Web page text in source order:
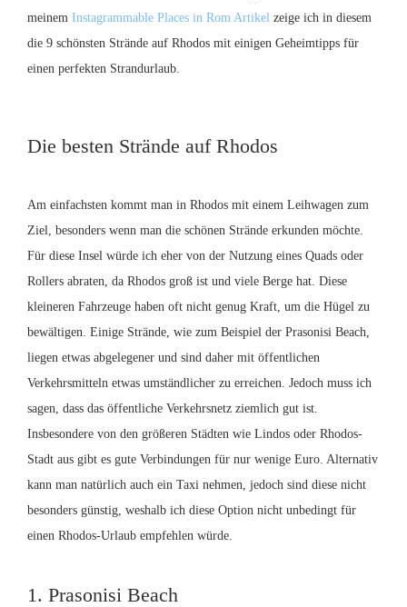
meinem Instagrammable Places in Rom Artikel zeige ich in diesem
die 9 schönsten Strände auf Rhodos mit einigen Geheimtipps für
einen perfekten Strandurlaub.
Die besten Strände auf Rhodos
Am einfachsten kommt man in Rhodos mit einem Leihwagen zum
Ziel, besonders wenn man die schönen Strände erkunden möchte.
Für diese Insel würde ich eher von der Nutzung eines Quads oder
Rollers abraten, da Rhodos groß ist und viele Berge hat. Diese
kleineren Fahrzeuge haben oft nicht genug Kraft, um die Hügel zu
bewältigen. Einige Strände, wie zum Beispiel der Prasonisi Beach,
liegen etwas abgelegener und sind daher mit öffentlichen
Verkehrsmitteln etwas umständlicher zu erreichen. Jedoch muss ich
sagen, dass das öffentliche Verkehrsnetz ziemlich gut ist.
Insbesondere von den größeren Städten wie Lindos oder Rhodos-
Stadt aus gibt es gute Verbindungen für nur wenige Euro. Alternativ
kann man natürlich auch ein Taxi nehmen, jedoch sind diese nicht
besonders günstig, weshalb ich diese Option nicht unbedingt für
einen Rhodos-Urlaub empfehlen würde.
1. Prasonisi Beach